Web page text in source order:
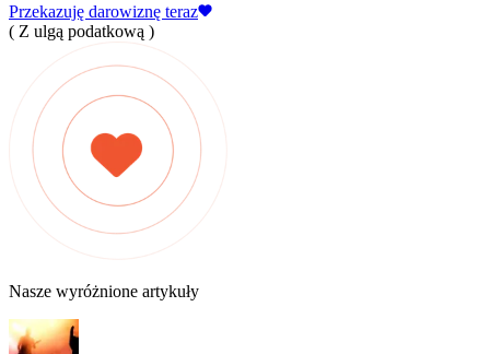
Przekazuję darowiznę teraz
( Z ulgą podatkową )
Nasze wyróżnione artykuły